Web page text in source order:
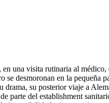
una visita rutinaria al
se desmoronan en la pequeña
drama, su posterior viaje a
parte del establishment